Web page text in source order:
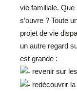
vie familiale. Que
s’ouvre ? Toute
projet de vie
un autre regard
est grande :
revenir sur
redécouvrir la